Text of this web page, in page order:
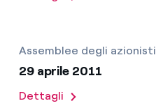
Assemblee degli azionisti
29 aprile 2011
Dettagli